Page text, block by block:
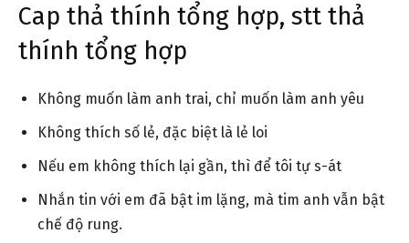
Cap thả thính tổng hợp, stt thả
thính tổng hợp
Không muốn làm anh trai, chỉ muốn làm anh yêu
Không thích số lẻ, đặc biệt là lẻ loi
Nếu em không thích lại gần, thì để tôi tự s-át
Nhắn tin với em đã bật im lặng, mà tim anh vẫn bật
chế độ rung.